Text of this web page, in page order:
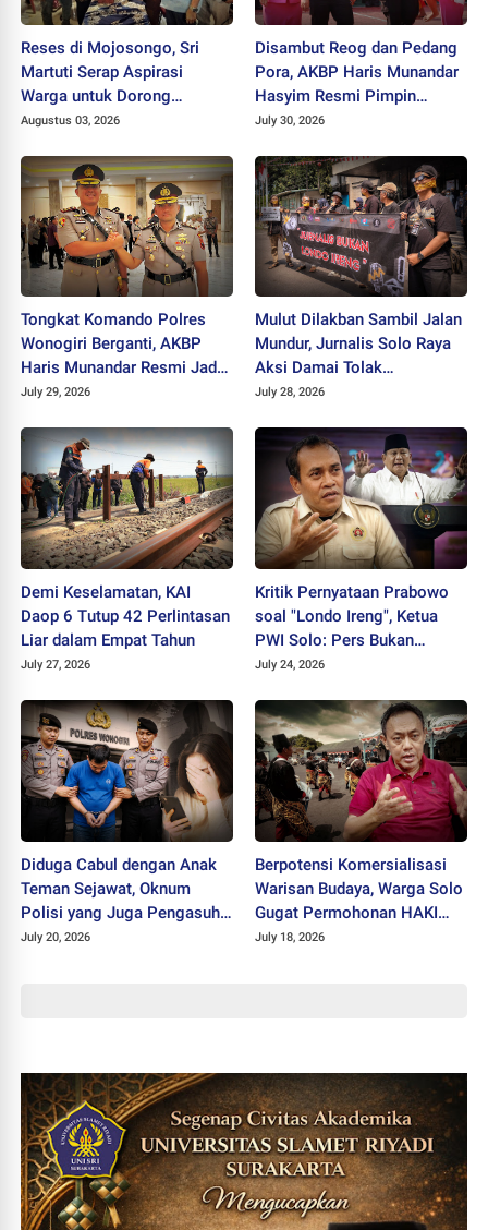
Reses di Mojosongo, Sri
Martuti Serap Aspirasi
Warga untuk Dorong
Ekonomi Kreatif dan Kota
Augustus 03, 2026
Disambut Reog dan Pedang
Pora, AKBP Haris Munandar
Hasyim Resmi Pimpin
Polres Wonogiri
July 30, 2026
Tongkat Komando Polres
Wonogiri Berganti, AKBP
Haris Munandar Resmi Jadi
Kapolres Baru
July 29, 2026
Mulut Dilakban Sambil Jalan
Mundur, Jurnalis Solo Raya
Aksi Damai Tolak
Stigmatisasi "Londo Ireng"
July 28, 2026
Demi Keselamatan, KAI
Daop 6 Tutup 42 Perlintasan
Liar dalam Empat Tahun
July 27, 2026
Kritik Pernyataan Prabowo
soal "Londo Ireng", Ketua
PWI Solo: Pers Bukan
Musuh Pemerintah
July 24, 2026
Diduga Cabul dengan Anak
Teman Sejawat, Oknum
Polisi yang Juga Pengasuh
Ponpes Ditahan Polres
July 20, 2026
Berpotensi Komersialisasi
Warisan Budaya, Warga Solo
Gugat Permohonan HAKI
"SISKS Pakubuwono XIV"
July 18, 2026